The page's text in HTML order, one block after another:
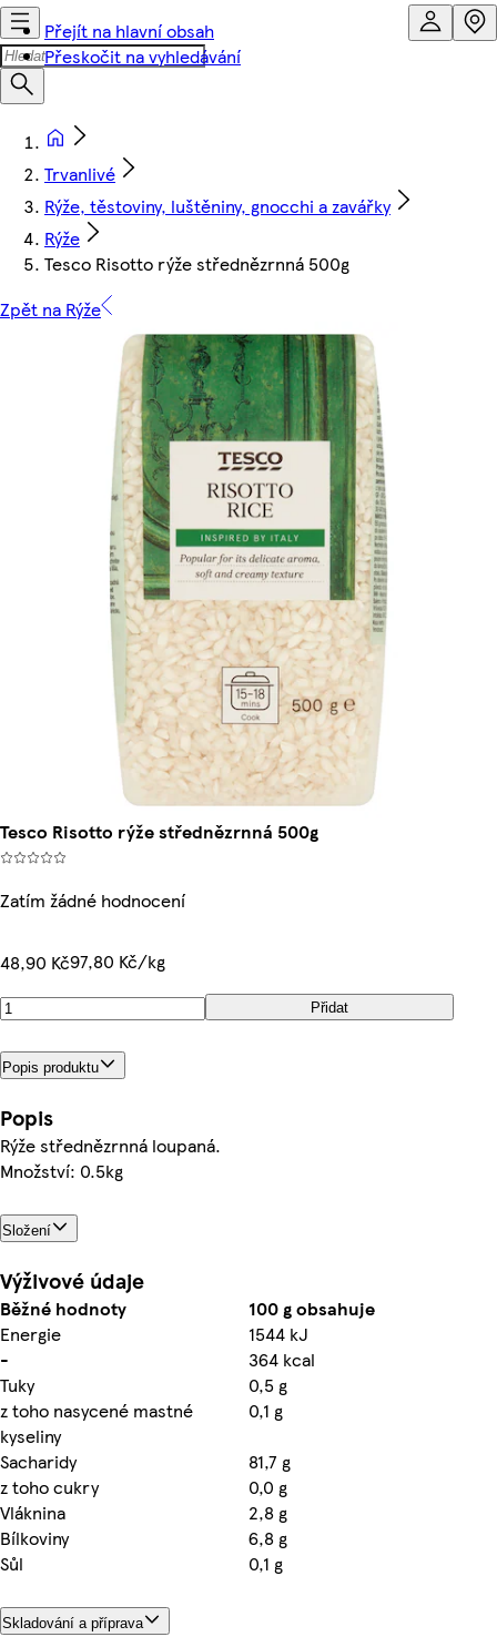
Přejít na hlavní obsah
Přeskočit na vyhledávání
Trvanlivé
Rýže, těstoviny, luštěniny, gnocchi a zavářky
Rýže
Tesco Risotto rýže střednězrnná 500g
Zpět na Rýže
Tesco Risotto rýže střednězrnná 500g
Zatím žádné hodnocení
48,90 Kč97,80 Kč/kg
Přidat
Popis produktu
Popis
Rýže střednězrnná loupaná.
Množství: 0.5kg
Složení
Výživové údaje
Běžné hodnoty
100 g obsahuje
Energie
1544 kJ
-
364 kcal
Tuky
0,5 g
z toho nasycené mastné
kyseliny
0,1 g
Sacharidy
81,7 g
z toho cukry
0,0 g
Vláknina
2,8 g
Bílkoviny
6,8 g
Sůl
0,1 g
Skladování a příprava